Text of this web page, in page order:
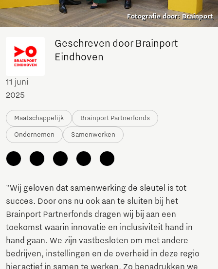
Fotografie door: Brainport
Geschreven door Brainport
Eindhoven
11 juni
2025
Maatschappelijk Brainport Partnerfonds
Ondernemen Samenwerken
"Wij geloven dat samenwerking de sleutel is tot
succes. Door ons nu ook aan te sluiten bij het
Brainport Partnerfonds dragen wij bij aan een
toekomst waarin innovatie en inclusiviteit hand in
hand gaan. We zijn vastbesloten om met andere
bedrijven, instellingen en de overheid in deze regio